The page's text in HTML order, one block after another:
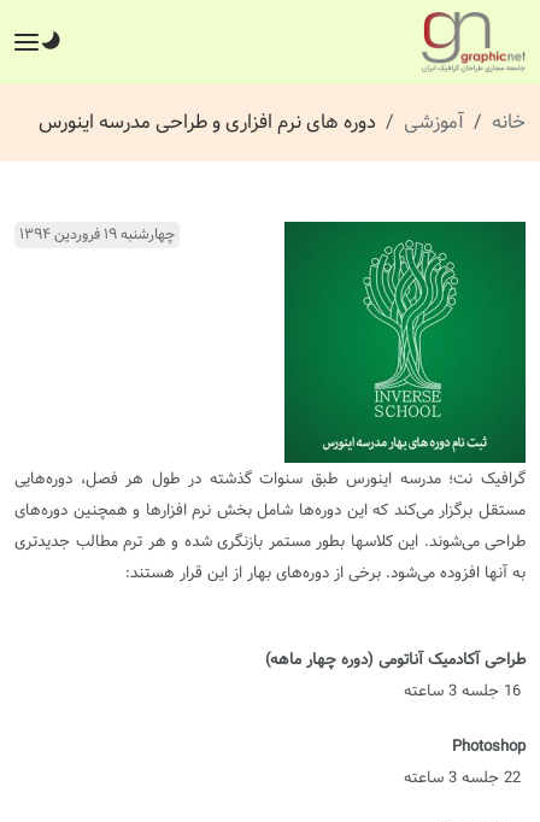
خانه آموزشی دوره های نرم افزاری و طراحی مدرسه اینورس
چهارشنبه ۱۹ فروردین ۱۳۹۴
گرافیک نت؛ مدرسه اینورس طبق سنوات گذشته در طول هر فصل، دوره‌هایی
مستقل برگزار می‌کند که این دوره‌ها شامل بخش نرم افزارها و همچنین دوره‌های
طراحی می‌شوند. این کلاسها بطور مستمر بازنگری شده و هر ترم مطالب جدیدتری
به آنها افزوده می‌شود. برخی از دوره‌های بهار از این قرار هستند:
طراحی آکادمیک آناتومی (دوره چهار ماهه)
Photoshop